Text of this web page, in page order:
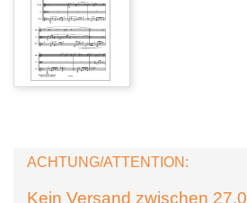
ACHTUNG/ATTENTION:
Kein Versand zwischen